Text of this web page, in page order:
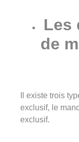
Les
de
Il existe trois
exclusif, le
exclusif.